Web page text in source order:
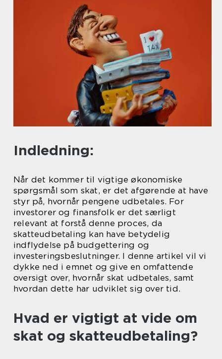
Indledning:
Når det kommer til vigtige økonomiske
spørgsmål som skat, er det afgørende at have
styr på, hvornår pengene udbetales. For
investorer og finansfolk er det særligt
relevant at forstå denne proces, da
skatteudbetaling kan have betydelig
indflydelse på budgettering og
investeringsbeslutninger. I denne artikel vil vi
dykke ned i emnet og give en omfattende
oversigt over, hvornår skat udbetales, samt
hvordan dette har udviklet sig over tid.
Hvad er vigtigt at vide om
skat og skatteudbetaling?